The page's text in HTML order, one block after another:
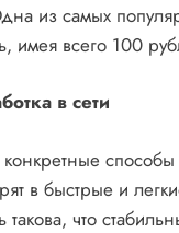
из самых
имея всего 100
в сети
способы
в быстрые и
что